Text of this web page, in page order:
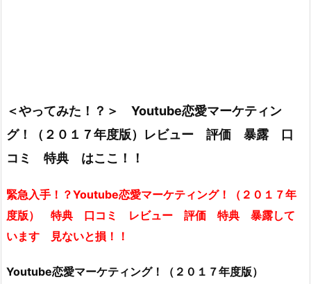
＜やってみた！？＞ Youtube恋愛マーケティン
グ！（２０１７年度版）レビュー 評価 暴露 口
コミ 特典 はここ！！
緊急入手！？Youtube恋愛マーケティング！（２０１７年
度版） 特典 口コミ レビュー 評価 特典 暴露して
います 見ないと損！！
Youtube恋愛マーケティング！（２０１７年度版）